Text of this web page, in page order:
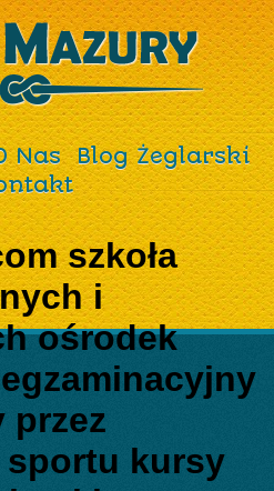
Nas
Blog Żeglarski
szkoła
i
ośrodek
przez
kursy